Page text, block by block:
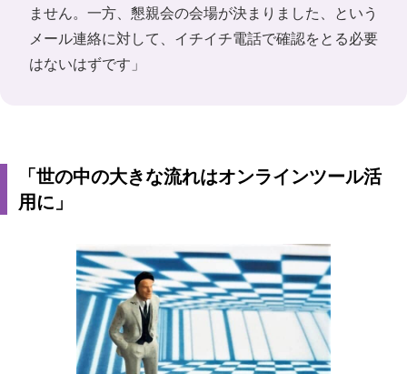
ません。一方、懇親会の会場が決まりました、という
メール連絡に対して、イチイチ電話で確認をとる必要
はないはずです」
「世の中の大きな流れはオンラインツール活
用に」